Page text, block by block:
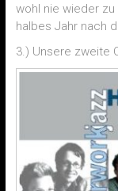
wohl nie wieder
halbes Jahr nach
3.) Unsere zweite